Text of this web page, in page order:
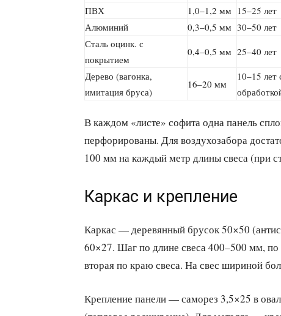
ПВХ 1,0–1,2 мм 15–25 лет
Алюминий
0,3–0,5 мм 30–50 лет
Сталь оцинк. с
покрытием
0,4–0,5 мм 25–40 лет
Дерево (вагонка,
имитация бруса)
16–20 мм
10–15 лет
В каждом «листе» софита одна панель
перфорированы. Для воздухозабора
100 мм на каждый метр длины свеса (при
Каркас и крепление
Каркас — деревянный брусок 50×50
60×27. Шаг по длине свеса 400–500 мм,
вторая по краю свеса. На свес шириной
Крепление панели — саморез 3,5×25 в